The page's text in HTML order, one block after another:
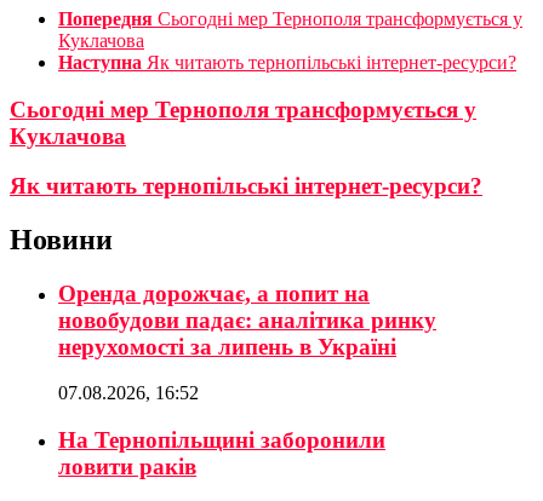
Попередня Сьогодні мер Тернополя трансформується у
Куклачова
Наступна Як читають тернопільські інтернет-ресурси?
Сьогодні мер Тернополя трансформується у
Куклачова
Як читають тернопільські інтернет-ресурси?
Новини
Оренда дорожчає, а попит на
новобудови падає: аналітика ринку
нерухомості за липень в Україні
07.08.2026, 16:52
На Тернопільщині заборонили
ловити раків